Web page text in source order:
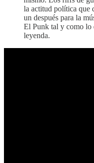
la actitud política que
un después para la
El Punk tal y como lo
leyenda.